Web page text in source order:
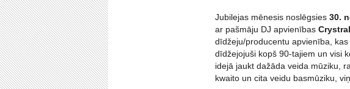
Jubilejas mēnesis noslēgsies 30.
ar pašmāju DJ apvienības
dīdžeju/producentu apvienība,
dīdžejojuši kopš 90-tajiem un visi
idejā jaukt dažāda veida mūziku,
kwaito un cita veidu basmūziku,